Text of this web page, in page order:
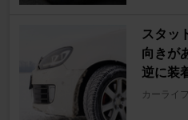
スタッ
向きが
逆に装
カーライフ